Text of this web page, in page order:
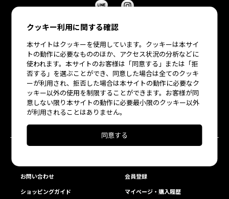
All Items Bra
Bottoms Roomwear
雑貨
お問い合わせ
ショッピングガイド
会員登録
マイページ・購入履歴
クッキー利用に関する確認
本サイトはクッキーを使用しています。クッキーは本サイ
トの動作に必要なもののほか、アクセス状況の分析などに
使われます。本サイトのお客様は「同意する」または「拒
否する」を選ぶことができ、同意した場合は全てのクッキ
ーが利用され、拒否した場合は本サイトの動作に必要なク
ッキー以外の使用を制限することができます。お客様が同
意しない限り本サイトの動作に必要最小限のクッキー以外
が利用されることはありません。
同意する